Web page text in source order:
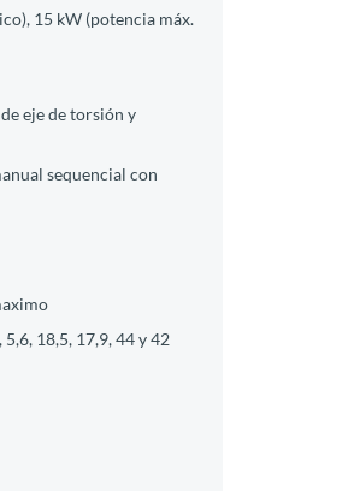
15 kW (potencia máx.
eje de torsión y
sequencial con
18,5, 17,9, 44 y 42